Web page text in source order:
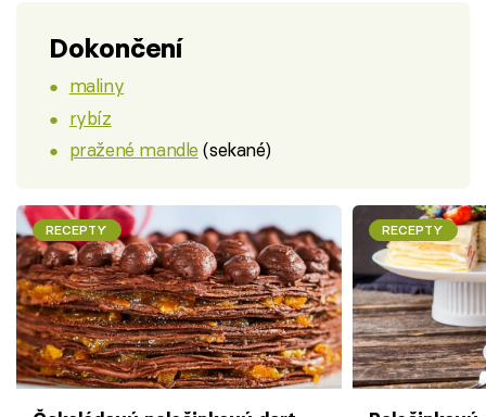
Dokončení
maliny
rybíz
pražené mandle (sekané)
RECEPTY RECEPTY